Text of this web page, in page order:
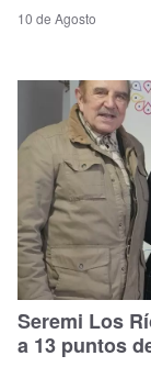
10 de Agosto
Seremi Los
a 13 puntos